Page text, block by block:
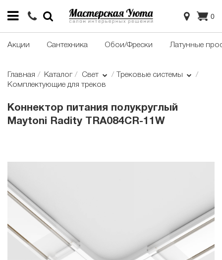
0
Акции Сантехника Обои/Фрески Латунные
Главная Каталог Свет
Трековые системы
Комплектующие для треков
Коннектор питания полукруглый
Maytoni Radity TRA084CR-11W